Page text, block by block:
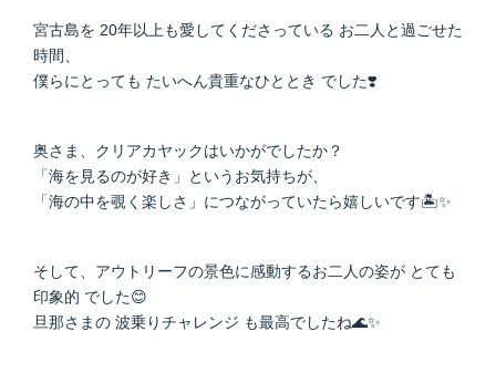
宮古島を 20年以上も愛してくださっている お二人と過ごせた
時間、
僕らにとっても たいへん貴重なひととき でした❣️
奥さま、クリアカヤックはいかがでしたか？
「海を見るのが好き」というお気持ちが、
「海の中を覗く楽しさ」につながっていたら嬉しいです🏝️✨
そして、アウトリーフの景色に感動するお二人の姿が とても
印象的 でした😊
旦那さまの 波乗りチャレンジ も最高でしたね🌊✨